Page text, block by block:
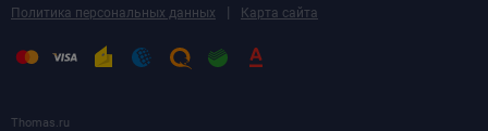
Политика персональных данных | Карта сайта
Thomas.ru